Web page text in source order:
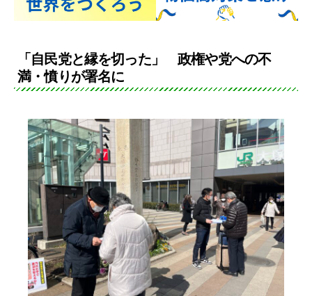
「自民党と縁を切った」 政権や党への不
満・憤りが署名に